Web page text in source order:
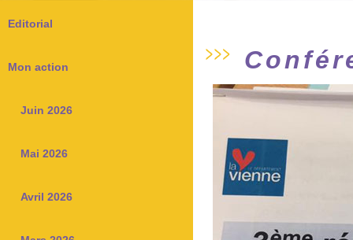
Editorial
Mon action
Juin 2026
Mai 2026
Avril 2026